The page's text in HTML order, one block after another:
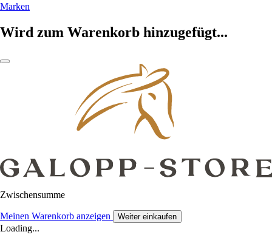
Marken
Wird zum Warenkorb hinzugefügt...
Zwischensumme
Meinen Warenkorb anzeigen Weiter einkaufen
Loading...